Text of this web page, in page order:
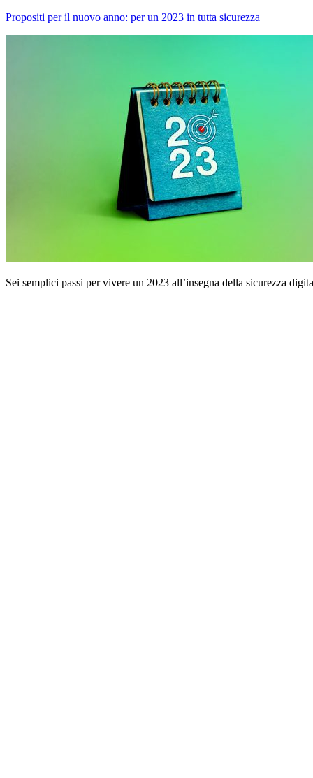
Propositi per il nuovo anno: per un 2023 in tutta sicurezza
Sei semplici passi per vivere un 2023 all’insegna della sicurezza